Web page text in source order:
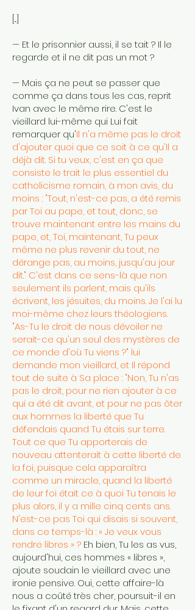
[...]
— Et le prisonnier aussi, il se tait ? Il le
regarde et il ne dit pas un mot ?
— Mais ça ne peut se passer que
comme ça dans tous les cas, reprit
Ivan avec le même rire. C'est le
vieillard lui-même qui Lui fait
remarquer qu'Il n'a même pas le droit
d'ajouter quoi que ce soit à ce qu'Il a
déjà dit. Si tu veux, c'est en ça que
consiste le trait le plus essentiel du
catholicisme romain, à mon avis, du
moins : "Tout, n'est-ce pas, a été remis
par Toi au pape, et tout, donc, se
trouve maintenant entre les mains du
pape, et, Toi, maintenant, Tu peux
même ne plus revenir du tout, ne
dérange pas, au moins, jusqu'au jour
dit." C'est dans ce sens-là que non
seulement ils parlent, mais qu'ils
écrivent, les jésuites, du moins. Je l'ai lu
moi-même chez leurs théologiens.
"As-Tu le droit de nous dévoiler ne
serait-ce qu'un seul des mystères de
ce monde d'où Tu viens ?" lui
demande mon vieillard, et Il répond
tout de suite à Sa place : "Non, Tu n'as
pas le droit, pour ne rien ajouter à ce
qui a été dit avant, et pour ne pas ôter
aux hommes la liberté que Tu
défendais quand Tu étais sur terre.
Tout ce que Tu apporterais de
nouveau attenterait à cette liberté de
la foi, puisque cela apparaîtra
comme un miracle, quand la liberté
de leur foi était ce à quoi Tu tenais le
plus alors, il y a mille cinq cents ans.
N'est-ce pas Toi qui disais si souvent,
dans ce temps-là : « Je veux vous
rendre libres » ? Eh bien, Tu les as vus,
aujourd'hui, ces hommes « libres »,
ajoute soudain le vieillard avec une
ironie pensive. Oui, cette affaire-là
nous a coûté très cher, poursuit-il en